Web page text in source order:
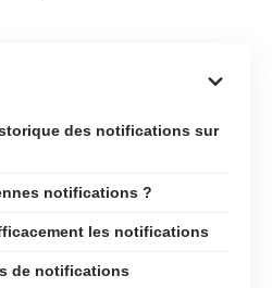
des notifications sur
notifications ?
les notifications
de notifications